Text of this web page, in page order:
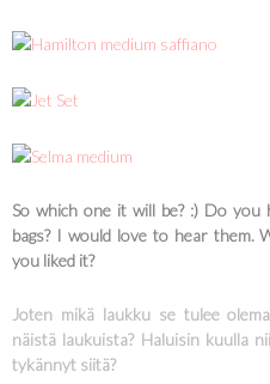
So which one it will be? :) Do you
bags? I would love to hear them.
you liked it?
Joten mikä laukku se tulee
näistä laukuista? Haluisin kuulla
tykännyt siitä?